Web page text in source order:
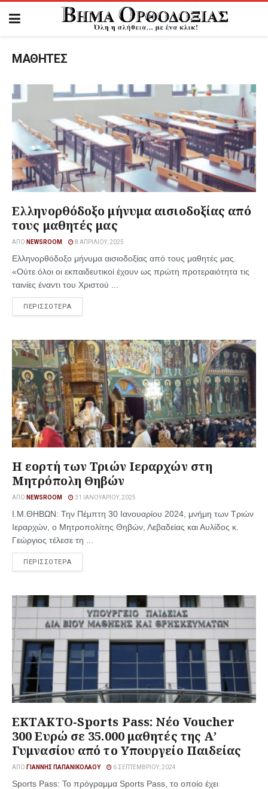
ΜΑΘΗΤΕΣ
Ελληνορθόδοξο μήνυμα αισιοδοξίας από
τους μαθητές μας
ΑΠΌ NEWSROOM 8 ΑΠΡΙΛΊΟΥ, 2025
Ελληνορθόδοξο μήνυμα αισιοδοξίας από τους μαθητές μας.
«Ούτε όλοι οι εκπαιδευτικοί έχουν ως πρώτη προτεραιότητα τις
ταινίες έναντι του Χριστού ...
ΠΕΡΙΣΣΟΤΕΡΑ
Η εορτή των Τριών Ιεραρχών στη
Μητρόπολη Θηβών
ΑΠΌ NEWSROOM 31 ΙΑΝΟΥΑΡΊΟΥ, 2025
Ι.Μ.ΘΗΒΩΝ: Την Πέμπτη 30 Ιανουαρίου 2024, μνήμη των Τριών
Ιεραρχών, ο Μητροπολίτης Θηβών, Λεβαδείας και Αυλίδος κ.
Γεώργιος τέλεσε τη ...
ΠΕΡΙΣΣΟΤΕΡΑ
ΕΚΤΑΚΤΟ-Sports Pass: Νέο Voucher
300 Ευρώ σε 35.000 μαθητές της Α’
Γυμνασίου από το Υπουργείο Παιδείας
ΑΠΌ ΓΙΆΝΝΗΣ ΠΑΠΑΝΙΚΟΛΆΟΥ 6 ΣΕΠΤΕΜΒΡΊΟΥ, 2024
Sports Pass: Το πρόγραμμα Sports Pass, το οποίο έχει